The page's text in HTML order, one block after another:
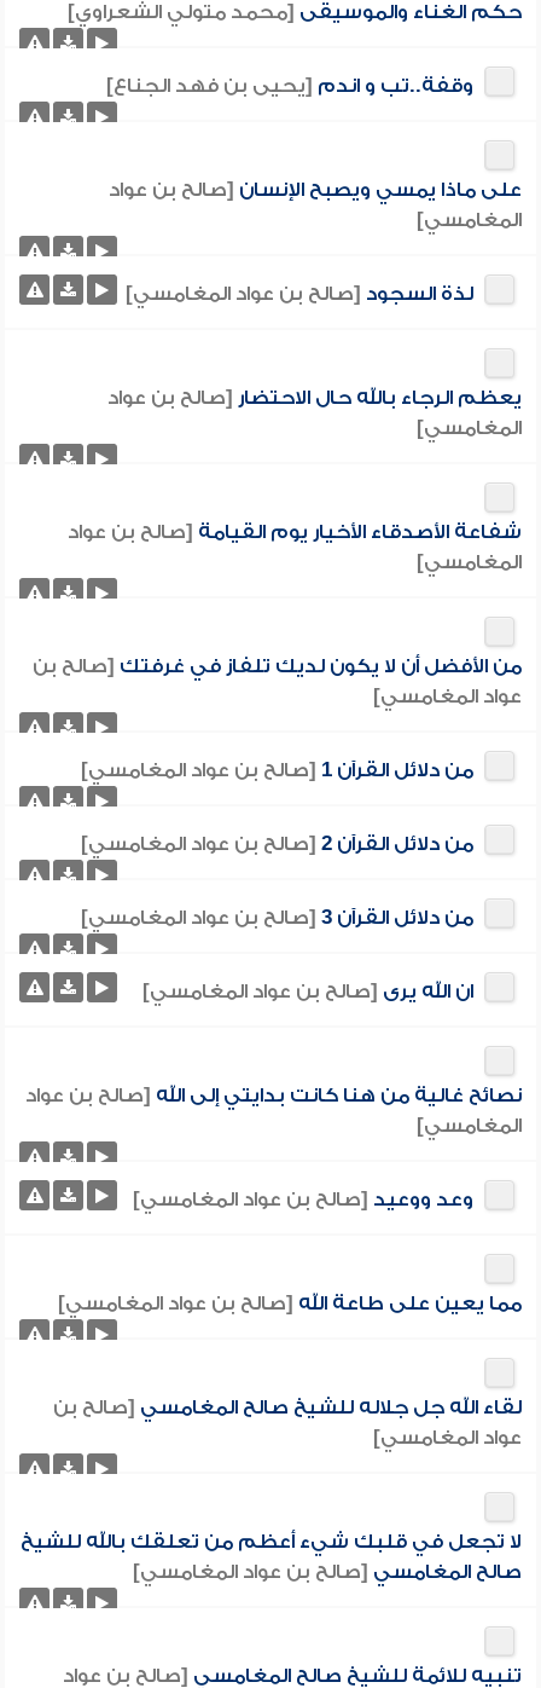
حكم الغناء والموسيقى [محمد متولي الشعراوي]
وقفة..تب و اندم [يحيى بن فهد الجناع]
على ماذا يمسي ويصبح الإنسان [صالح بن عواد
المغامسي]
لذة السجود [صالح بن عواد المغامسي]
يعظم الرجاء بالله حال الاحتضار [صالح بن عواد
المغامسي]
شفاعة الأصدقاء الأخيار يوم القيامة [صالح بن عواد
المغامسي]
من الأفضل أن لا يكون لديك تلفاز في غرفتك [صالح بن
عواد المغامسي]
من دلائل القرآن 1 [صالح بن عواد المغامسي]
من دلائل القرآن 2 [صالح بن عواد المغامسي]
من دلائل القرآن 3 [صالح بن عواد المغامسي]
ان الله يرى [صالح بن عواد المغامسي]
نصائح غالية من هنا كانت بدايتي إلى الله [صالح بن عواد
المغامسي]
وعد ووعيد [صالح بن عواد المغامسي]
مما يعين على طاعة الله [صالح بن عواد المغامسي]
لقاء الله جل جلاله للشيخ صالح المغامسي [صالح بن
عواد المغامسي]
لا تجعل في قلبك شيء أعظم من تعلقك بالله للشيخ
صالح المغامسي [صالح بن عواد المغامسي]
تنبيه للائمة للشيخ صالح المغامسي [صالح بن عواد